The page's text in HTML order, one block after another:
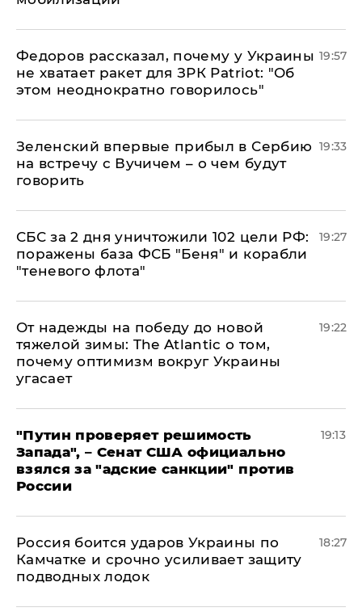
Федоров рассказал, почему у Украины
не хватает ракет для ЗРК Patriot: "Об
этом неоднократно говорилось"
19:57
Зеленский впервые прибыл в Сербию
на встречу с Вучичем – о чем будут
говорить
19:33
СБС за 2 дня уничтожили 102 цели РФ:
поражены база ФСБ "Беня" и корабли
"теневого флота"
19:27
От надежды на победу до новой
тяжелой зимы: The Atlantic о том,
почему оптимизм вокруг Украины
угасает
19:22
"Путин проверяет решимость
Запада", – Сенат США официально
взялся за "адские санкции" против
России
19:13
Россия боится ударов Украины по
Камчатке и срочно усиливает защиту
подводных лодок
18:27